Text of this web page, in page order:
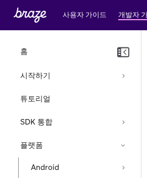
사용자 가이드 개발자
홈
시작하기
튜토리얼
SDK 통합
플랫폼
Android